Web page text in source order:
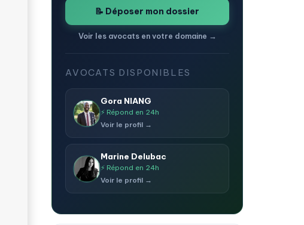
📝 Déposer mon dossier
Voir les avocats en votre domaine →
AVOCATS DISPONIBLES
Gora NIANG
⚡ Répond en 24h
Voir le profil →
Marine Delubac
⚡ Répond en 24h
Voir le profil →